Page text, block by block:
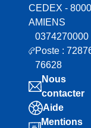
CEDEX -
AMIENS
0374270000
Poste :
76628
Nous
contacter
Aide
Mentions